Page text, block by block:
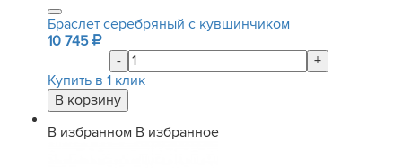
Браслет серебряный с кувшинчиком
10 745
-
+
Купить в 1 клик
В избранном В избранное